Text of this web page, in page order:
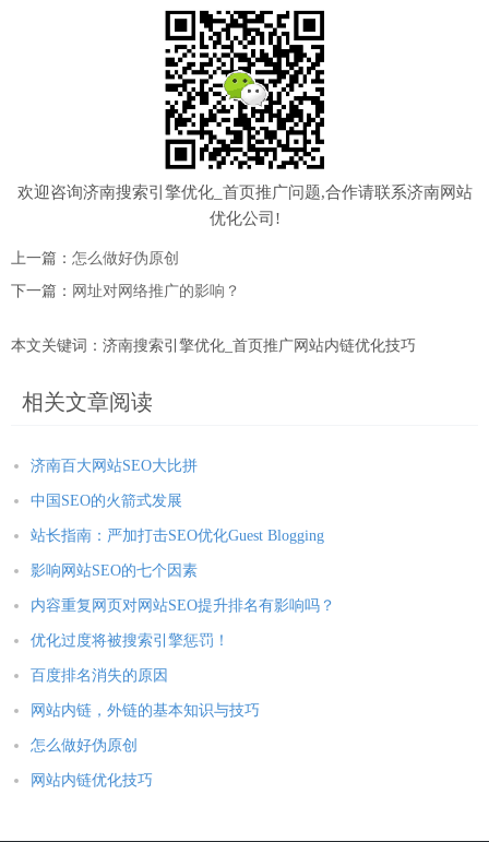
欢迎咨询济南搜索引擎优化_首页推广问题,合作请联系济南网站
优化公司!
上一篇： 怎么做好伪原创
下一篇： 网址对网络推广的影响？
本文关键词：济南搜索引擎优化_首页推广网站内链优化技巧
相关文章阅读
济南百大网站SEO大比拼
中国SEO的火箭式发展
站长指南：严加打击SEO优化Guest Blogging
影响网站SEO的七个因素
内容重复网页对网站SEO提升排名有影响吗？
优化过度将被搜索引擎惩罚！
百度排名消失的原因
网站内链，外链的基本知识与技巧
怎么做好伪原创
网站内链优化技巧